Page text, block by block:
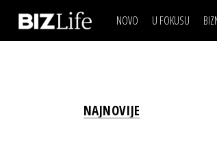
NOVO U FOKUSU
IZJAVA DANA
NAJNOVIJE